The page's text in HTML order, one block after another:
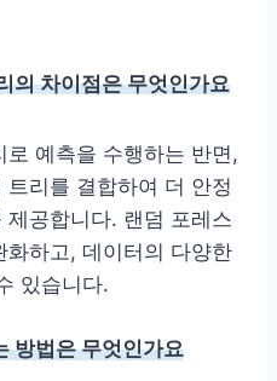
의 차이점은 무엇인가요
로 예측을 수행하는 반면,
리를 결합하여 더 안정
공합니다. 랜덤 포레스
화하고, 데이터의 다양한
있습니다.
방법은 무엇인가요